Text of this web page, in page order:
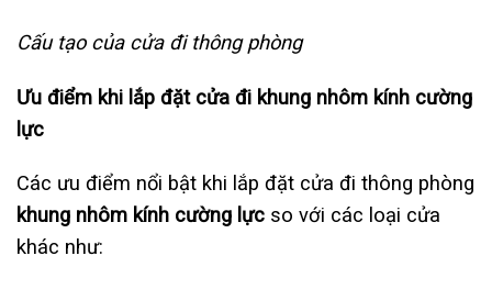
Cấu tạo của cửa đi thông phòng
Ưu điểm khi lắp đặt cửa đi khung nhôm kính cường
lực
Các ưu điểm nổi bật khi lắp đặt cửa đi thông phòng
khung nhôm kính cường lực so với các loại cửa
khác như: